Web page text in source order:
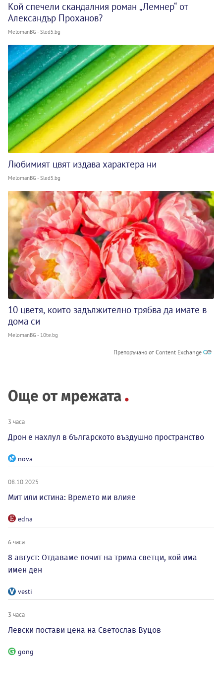
Кой спечели скандалния роман „Лемнер“ от
Александър Проханов?
MelomanBG - Sled5.bg
Любимият цвят издава характера ни
MelomanBG - Sled5.bg
10 цветя, които задължително трябва да имате в
дома си
MelomanBG - 10te.bg
Препоръчано от Content Exchange
Още от мрежата
3 часа
Дрон е нахлул в българското въздушно пространство
nova
08.10.2025
Мит или истина: Времето ми влияе
edna
6 часа
8 август: Отдаваме почит на трима светци, кой има
имен ден
vesti
3 часа
Левски постави цена на Светослав Вуцов
gong